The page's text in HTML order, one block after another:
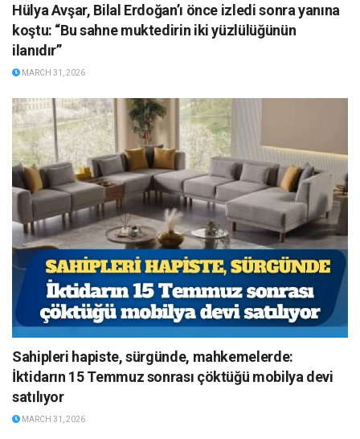
Hülya Avşar, Bilal Erdoğan’ı önce izledi sonra yanına
koştu: “Bu sahne muktedirin iki yüzlülüğünün
ilanıdır”
MARCH 31, 2026
Sahipleri hapiste, sürgünde, mahkemelerde:
İktidarın 15 Temmuz sonrası çöktüğü mobilya devi
satılıyor
MARCH 31, 2026